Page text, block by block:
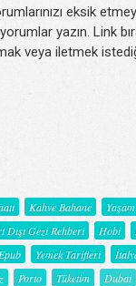
eksik
yazın. Link
veya iletmek
Kahve Bahane Yaşam
Dışı Gezi Rehberi Hobi
Yemek Tarifleri
Porto Tüketim Dubai